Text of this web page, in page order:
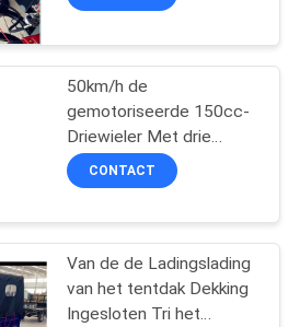
Stortplaats Zware Lading
50km/h de
gemotoriseerde 150cc-
Driewieler Met drie
wielen van de
Motorcabine met Tent
CONTACT
Van de de Ladingslading
van het tentdak Dekking
Ingesloten Tri het